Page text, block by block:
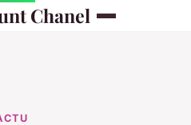
Chanel